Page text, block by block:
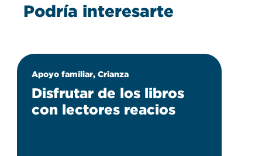
Podría interesarte
Apoyo familiar, Crianza
Disfrutar de los libros
con lectores reacios